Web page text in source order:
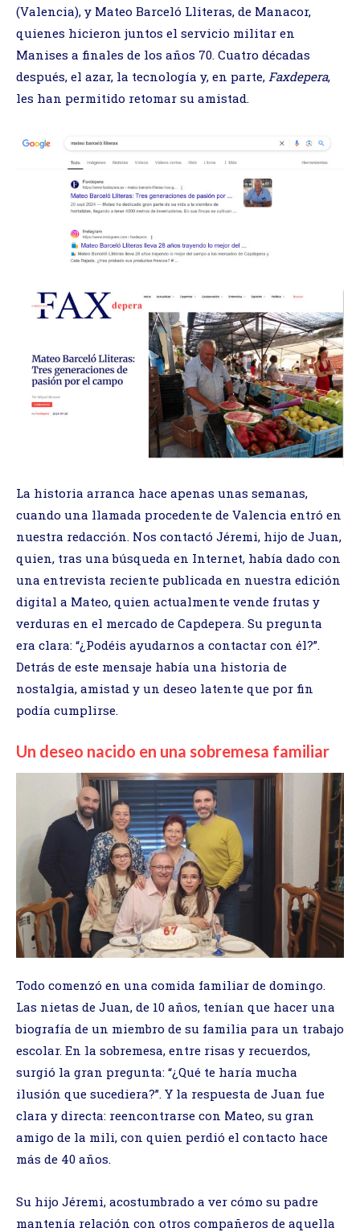
(Valencia), y Mateo Barceló Lliteras, de Manacor,
quienes hicieron juntos el servicio militar en
Manises a finales de los años 70. Cuatro décadas
después, el azar, la tecnología y, en parte, Faxdepera,
les han permitido retomar su amistad.
La historia arranca hace apenas unas semanas,
cuando una llamada procedente de Valencia entró en
nuestra redacción. Nos contactó Jéremi, hijo de Juan,
quien, tras una búsqueda en Internet, había dado con
una entrevista reciente publicada en nuestra edición
digital a Mateo, quien actualmente vende frutas y
verduras en el mercado de Capdepera. Su pregunta
era clara: “¿Podéis ayudarnos a contactar con él?”.
Detrás de este mensaje había una historia de
nostalgia, amistad y un deseo latente que por fin
podía cumplirse.
Un deseo nacido en una sobremesa familiar
Todo comenzó en una comida familiar de domingo.
Las nietas de Juan, de 10 años, tenían que hacer una
biografía de un miembro de su familia para un trabajo
escolar. En la sobremesa, entre risas y recuerdos,
surgió la gran pregunta: “¿Qué te haría mucha
ilusión que sucediera?”. Y la respuesta de Juan fue
clara y directa: reencontrarse con Mateo, su gran
amigo de la mili, con quien perdió el contacto hace
más de 40 años.
Su hijo Jéremi, acostumbrado a ver cómo su padre
mantenía relación con otros compañeros de aquella